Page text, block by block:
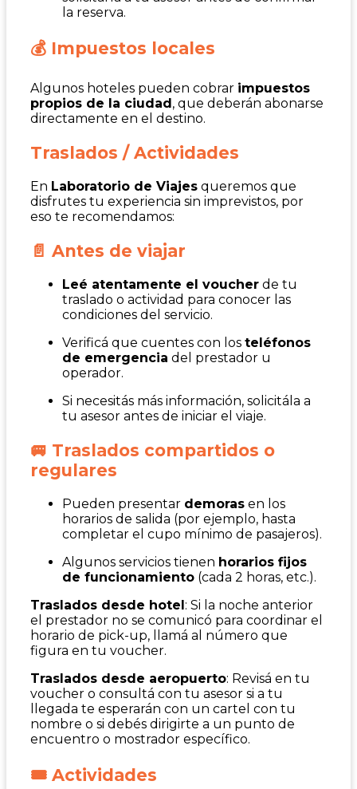
la reserva.
💰 Impuestos locales
Algunos hoteles pueden cobrar impuestos
propios de la ciudad , que deberán abonarse
directamente en el destino.
Traslados / Actividades
En Laboratorio de Viajes queremos que
disfrutes tu experiencia sin imprevistos, por
eso te recomendamos:
📄 Antes de viajar
Leé atentamente el voucher de tu
traslado o actividad para conocer las
condiciones del servicio.
Verificá que cuentes con los teléfonos
de emergencia del prestador u
operador.
Si necesitás más información, solicitála a
tu asesor antes de iniciar el viaje.
🚐 Traslados compartidos o
regulares
Pueden presentar demoras en los
horarios de salida (por ejemplo, hasta
completar el cupo mínimo de pasajeros).
Algunos servicios tienen horarios fijos
de funcionamiento (cada 2 horas, etc.).
Traslados desde hotel : Si la noche anterior
el prestador no se comunicó para coordinar el
horario de pick-up, llamá al número que
figura en tu voucher.
Traslados desde aeropuerto: Revisá en tu
voucher o consultá con tu asesor si a tu
llegada te esperarán con un cartel con tu
nombre o si debés dirigirte a un punto de
encuentro o mostrador específico.
🎟️ Actividades